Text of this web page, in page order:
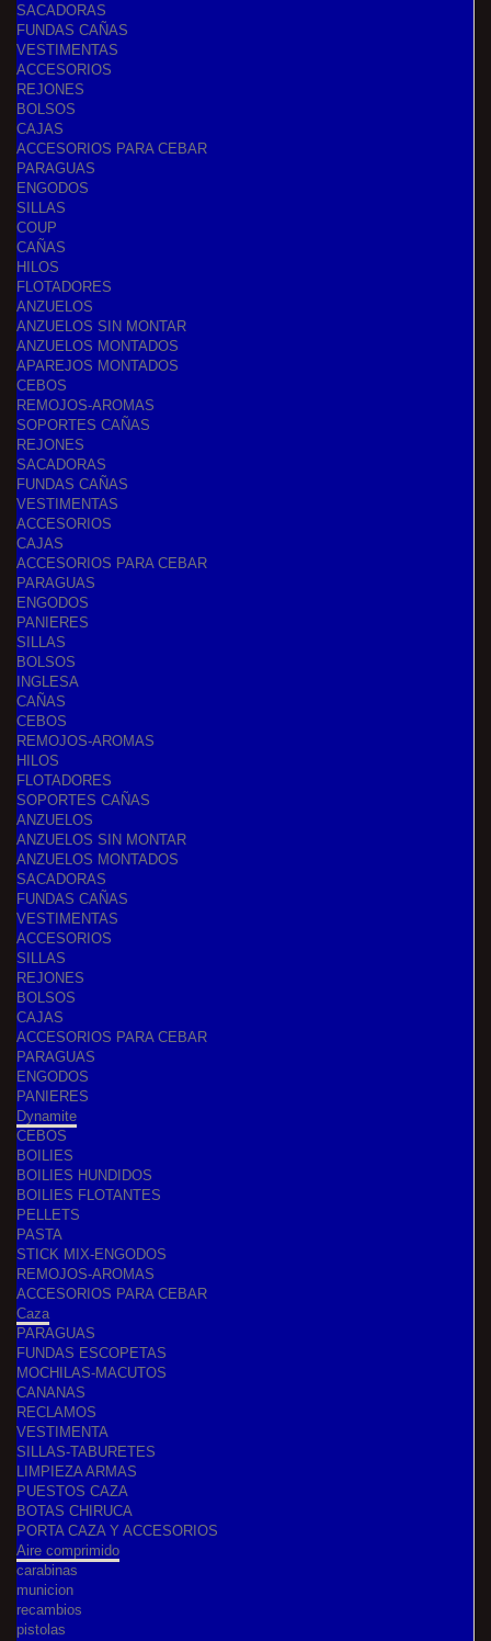
SACADORAS
FUNDAS CAÑAS
VESTIMENTAS
ACCESORIOS
REJONES
BOLSOS
CAJAS
ACCESORIOS PARA CEBAR
PARAGUAS
ENGODOS
SILLAS
COUP
CAÑAS
HILOS
FLOTADORES
ANZUELOS
ANZUELOS SIN MONTAR
ANZUELOS MONTADOS
APAREJOS MONTADOS
CEBOS
REMOJOS-AROMAS
SOPORTES CAÑAS
REJONES
SACADORAS
FUNDAS CAÑAS
VESTIMENTAS
ACCESORIOS
CAJAS
ACCESORIOS PARA CEBAR
PARAGUAS
ENGODOS
PANIERES
SILLAS
BOLSOS
INGLESA
CAÑAS
CEBOS
REMOJOS-AROMAS
HILOS
FLOTADORES
SOPORTES CAÑAS
ANZUELOS
ANZUELOS SIN MONTAR
ANZUELOS MONTADOS
SACADORAS
FUNDAS CAÑAS
VESTIMENTAS
ACCESORIOS
SILLAS
REJONES
BOLSOS
CAJAS
ACCESORIOS PARA CEBAR
PARAGUAS
ENGODOS
PANIERES
Dynamite
CEBOS
BOILIES
BOILIES HUNDIDOS
BOILIES FLOTANTES
PELLETS
PASTA
STICK MIX-ENGODOS
REMOJOS-AROMAS
ACCESORIOS PARA CEBAR
Caza
PARAGUAS
FUNDAS ESCOPETAS
MOCHILAS-MACUTOS
CANANAS
RECLAMOS
VESTIMENTA
SILLAS-TABURETES
LIMPIEZA ARMAS
PUESTOS CAZA
BOTAS CHIRUCA
PORTA CAZA Y ACCESORIOS
Aire comprimido
carabinas
municion
recambios
pistolas